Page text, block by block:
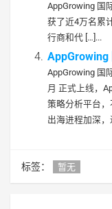
AppGrowing 国
获了近4万名累
行商和代 […]...
AppGrowing
AppGrowing 国
月 正式上线，
策略分析平台
出海进程加深，
标签： 暂无